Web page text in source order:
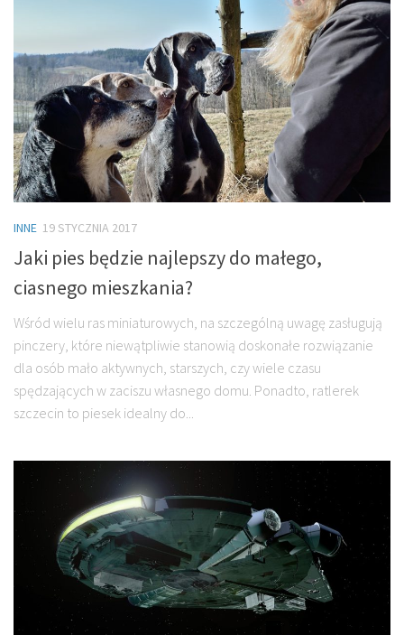
INNE 19 STYCZNIA 2017
Jaki pies będzie najlepszy do małego,
ciasnego mieszkania?
Wśród wielu ras miniaturowych, na szczególną uwagę zasługują
pinczery, które niewątpliwie stanowią doskonałe rozwiązanie
dla osób mało aktywnych, starszych, czy wiele czasu
spędzających w zaciszu własnego domu. Ponadto, ratlerek
szczecin to piesek idealny do...